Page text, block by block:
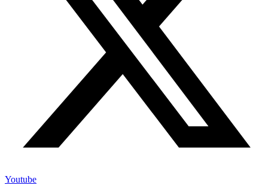
Youtube